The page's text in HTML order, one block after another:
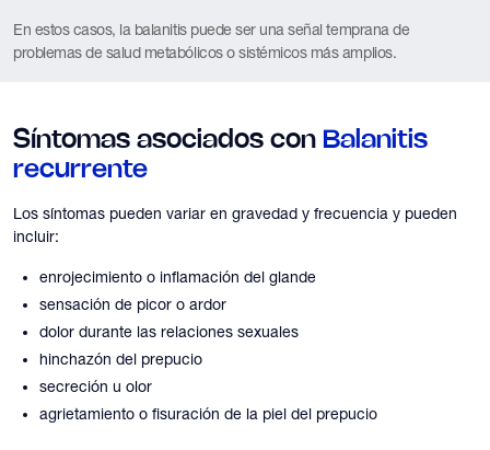
En estos casos, la balanitis puede ser una señal temprana de
problemas de salud metabólicos o sistémicos más amplios.
Síntomas asociados con Balanitis
recurrente
Los síntomas pueden variar en gravedad y frecuencia y pueden
incluir:
enrojecimiento o inflamación del glande
sensación de picor o ardor
dolor durante las relaciones sexuales
hinchazón del prepucio
secreción u olor
agrietamiento o fisuración de la piel del prepucio